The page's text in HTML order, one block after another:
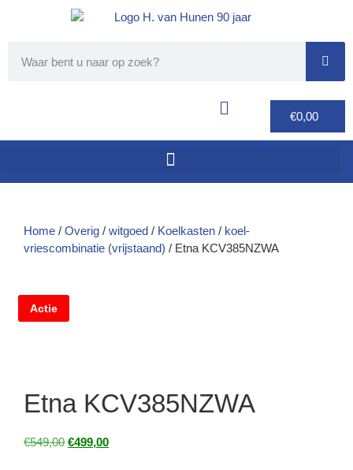
€0,00
Home / Overig / witgoed / Koelkasten / koel-
vriescombinatie (vrijstaand) / Etna KCV385NZWA
Actie
Etna KCV385NZWA
€549,00 €499,00